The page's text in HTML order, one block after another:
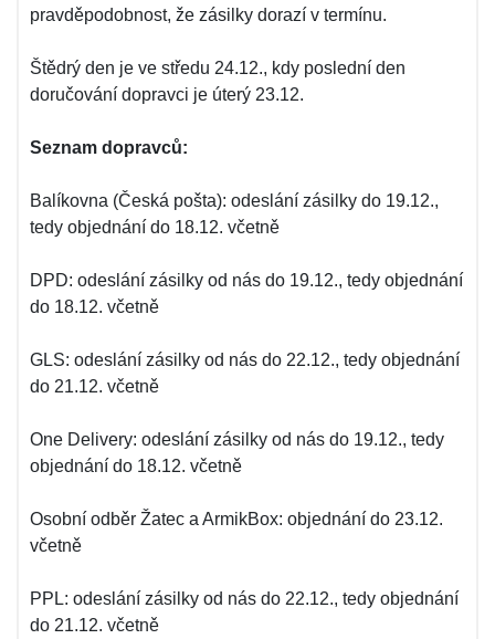
pravděpodobnost, že zásilky dorazí v termínu.
Štědrý den je ve středu 24.12., kdy poslední den
doručování dopravci je úterý 23.12.
Seznam dopravců:
Balíkovna (Česká pošta): odeslání zásilky do 19.12.,
tedy objednání do 18.12. včetně
DPD: odeslání zásilky od nás do 19.12., tedy objednání
do 18.12. včetně
GLS: odeslání zásilky od nás do 22.12., tedy objednání
do 21.12. včetně
One Delivery: odeslání zásilky od nás do 19.12., tedy
objednání do 18.12. včetně
Osobní odběr Žatec a ArmikBox: objednání do 23.12.
včetně
PPL: odeslání zásilky od nás do 22.12., tedy objednání
do 21.12. včetně